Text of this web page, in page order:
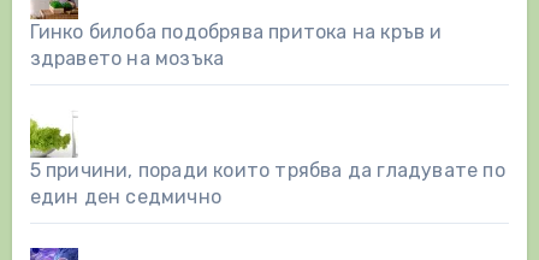
Гинко билоба подобрява притока на кръв и
здравето на мозъка
5 причини, поради които трябва да гладувате по
един ден седмично